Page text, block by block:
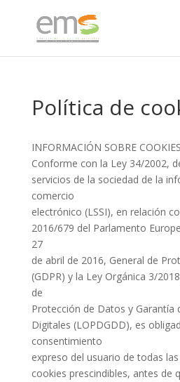
Política de
INFORMACIÓN SOBRE COOKIES
Conforme con la Ley 34/2002,
servicios de la sociedad de la
comercio
electrónico (LSSI), en relación
2016/679 del Parlamento
27
de abril de 2016, General de
(GDPR) y la Ley Orgánica 3/
de
Protección de Datos y Garantía
Digitales (LOPDGDD), es
consentimiento
expreso del usuario de todas
cookies prescindibles, antes de